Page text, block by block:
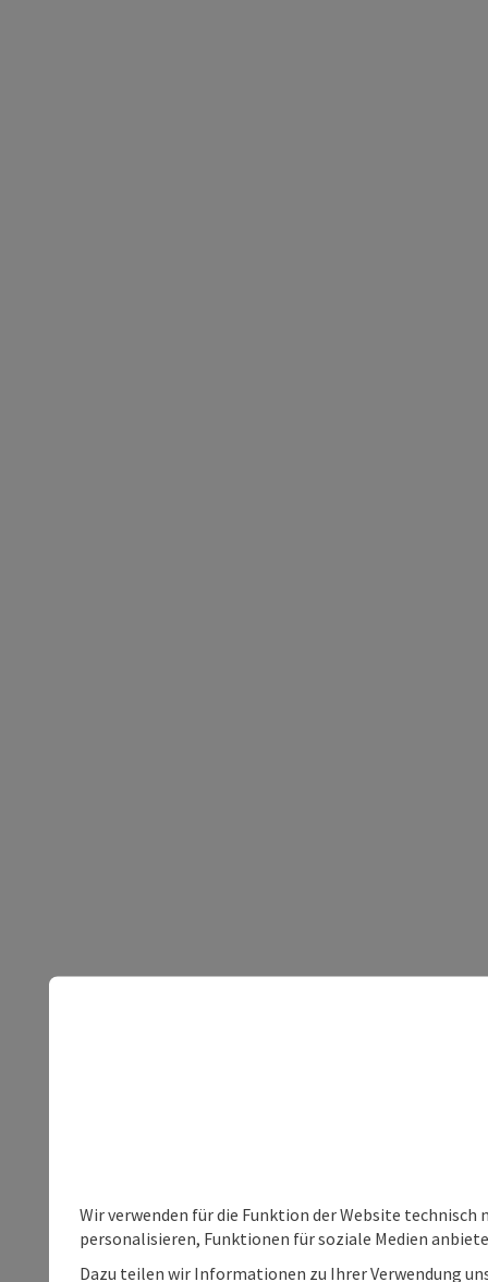
Wir verwenden für die Funktion der Website
personalisieren, Funktionen für soziale Medien
Dazu teilen wir Informationen zu Ihrer Verwendung